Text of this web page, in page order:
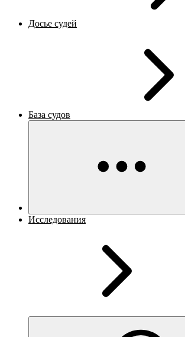
Досье судей
База судов
Исследования